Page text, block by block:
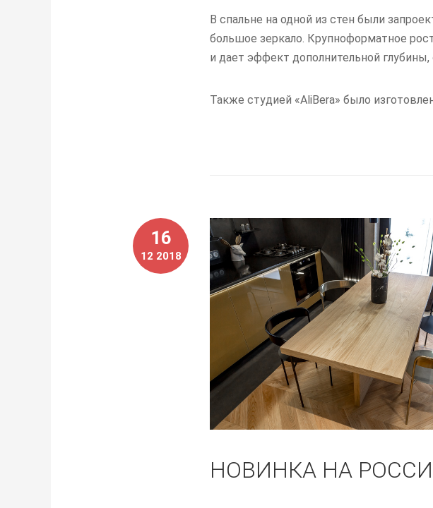
В спальне на одной из стен были
большое зеркало. Крупноформатное
и дает эффект дополнительной
Также студией «AliBera» было
16
12 2018
НОВИНКА НА